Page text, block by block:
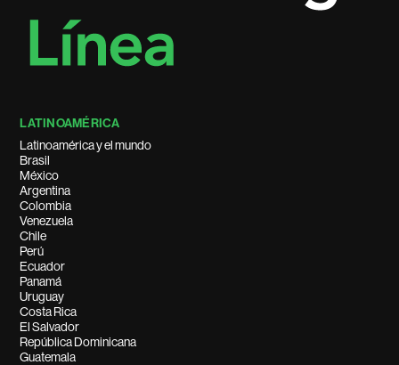
LATINOAMÉRICA
Latinoamérica y el mundo
Brasil
México
Argentina
Colombia
Venezuela
Chile
Perú
Ecuador
Panamá
Uruguay
Costa Rica
El Salvador
República Dominicana
Guatemala